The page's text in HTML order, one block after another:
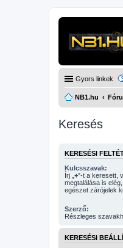
Gyors linkek
NB1.hu
Keresés
KERESÉSI
Kulcsszavak:
Írj „ +”-t a keresett,
megtalálása is
egészet zárójelek
Szerző:
Részleges
KERESÉSI